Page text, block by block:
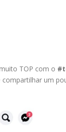
TOP com o
um